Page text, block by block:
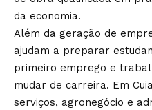
da economia.
Além da geração de
ajudam a preparar
primeiro emprego e
mudar de carreira. Em
serviços, agronegócio e